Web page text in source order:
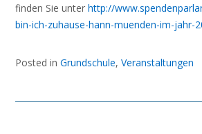
finden Sie unter http://
bin-ich-zuhause-hann-muenden-im-jahr-
Posted in Grundschule, Veranstaltungen